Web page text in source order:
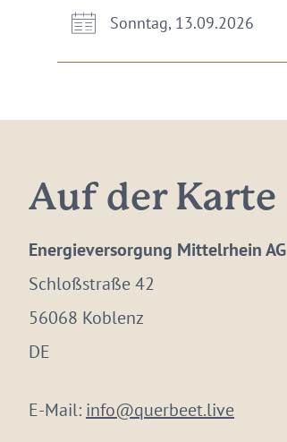
Sonntag, 13.09.2026
Auf der Karte
Energieversorgung Mittelrhein AG
Schloßstraße 42
56068 Koblenz
DE
E-Mail: info@querbeet.live